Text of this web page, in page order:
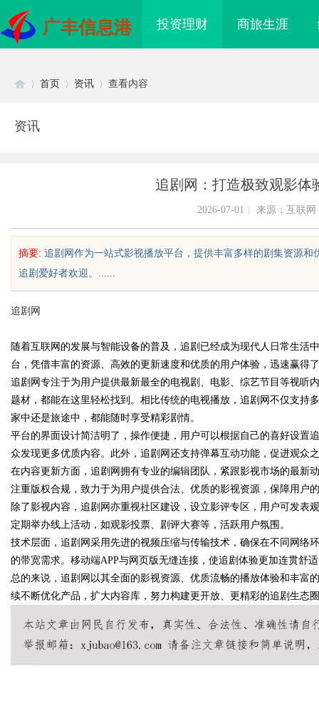
广丰信息港 投资理财 商旅生涯
uz
!
首页 资讯 查看内容
资讯
追剧网：打造极致观影体
2026-07-01 来源：互联网
摘要: 追剧网作为一站式影视播放平台，提供丰富多样的剧集资源
追剧爱好者欢迎。......
追剧网
随着互联网的发展与智能设备的普及，追剧已经成为现代人日常生活
台，凭借丰富的资源、高效的更新速度和优质的用户体验，迅速赢得
追剧网专注于为用户提供最新最全的电视剧、电影、综艺节目等视听
题材，都能在这里轻松找到。相比传统的电视播放，追剧网不仅支持
家中还是旅途中，都能随时享受精彩剧情。
平台的界面设计简洁明了，操作便捷，用户可以根据自己的喜好设置
众发现更多优质内容。此外，追剧网还支持弹幕互动功能，促进观众
在内容更新方面，追剧网拥有专业的编辑团队，紧跟影视市场的最新
注重版权合规，致力于为用户提供合法、优质的影视资源，保障用户
除了影视内容，追剧网亦重视社区建设，设立影评专区，用户可发表
定期举办线上活动，如观影投票、剧评大赛等，活跃用户氛围。
技术层面，追剧网采用先进的视频压缩与传输技术，确保在不同网络
的带宽需求。移动端APP与网页版无缝连接，使追剧体验更加连贯舒
总的来说，追剧网以其全面的影视资源、优质流畅的播放体验和丰富
续不断优化产品，扩大内容库，努力构建更开放、更精彩的追剧生态
配眼镜
品、九类杂项合规全品类承运解
案